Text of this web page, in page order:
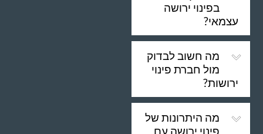
בפינוי ירושה
עצמאי?
מה חשוב לבדוק
מול חברת פינוי
ירושות?
מה היתרונות של
פינוי ירושה עם